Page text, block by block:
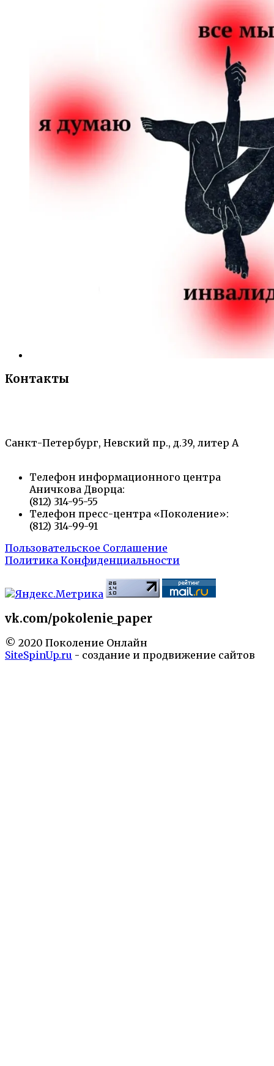
Контакты
Санкт-Петербург, Невский пр., д.39, литер А
Телефон информационного центра
Аничкова Дворца:
(812) 314-95-55
Телефон пресс-центра «Поколение»:
(812) 314-99-91
Пользовательское Соглашение
Политика Конфиденциальности
vk.com/pokolenie_paper
© 2020 Поколение Онлайн
SiteSpinUp.ru - создание и продвижение сайтов